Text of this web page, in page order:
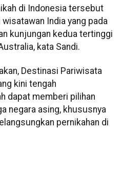
di Indonesia tersebut
India yang pada
kunjungan kedua tertinggi
kata Sandi.
Destinasi Pariwisata
kini tengah
dapat memberi pilihan
negara asing, khususnya
pernikahan di